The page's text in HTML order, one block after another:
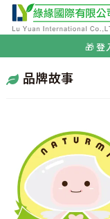
🌟
🎁 登
🏆 榮獲
品牌故事